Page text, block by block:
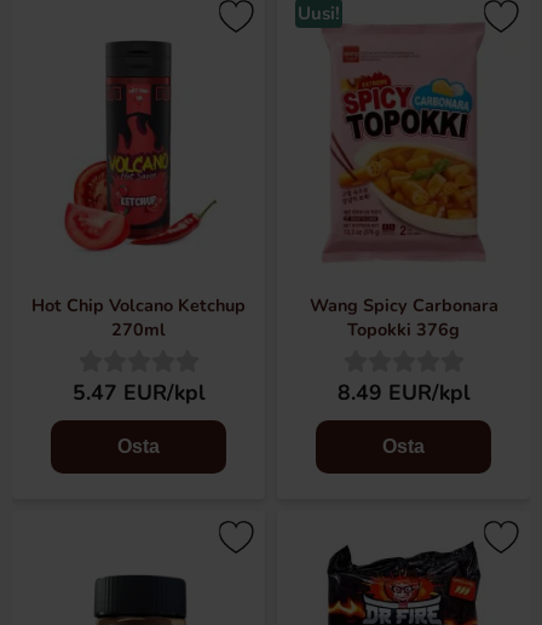
Hot Chip Volcano Ketchup
270ml
5.47 EUR/kpl
Osta
Uusi!
Wang Spicy Carbonara
Topokki 376g
8.49 EUR/kpl
Osta